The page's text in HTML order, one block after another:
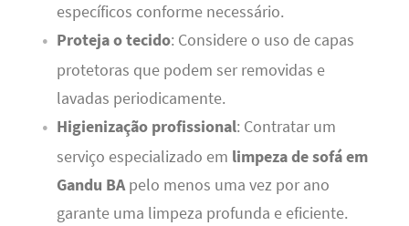
específicos conforme necessário.
Proteja o tecido: Considere o uso de capas
protetoras que podem ser removidas e
lavadas periodicamente.
Higienização profissional: Contratar um
serviço especializado em limpeza de sofá em
Gandu BApelo menos uma vez por ano
garante uma limpeza profunda e eficiente.